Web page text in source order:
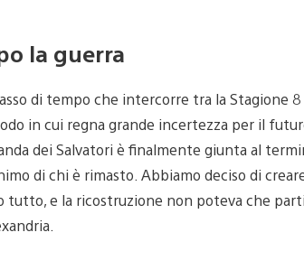
la guerra
di tempo che intercorre tra la Stagione
in cui regna grande incertezza per il
dei Salvatori è finalmente giunta al
di chi è rimasto. Abbiamo deciso di
tutto, e la ricostruzione non poteva che